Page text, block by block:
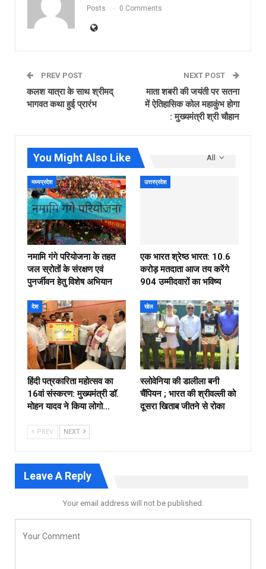
Posts 0 Comments
PREV POST
कलश यात्रा के साथ श्रीमद्
भागवत कथा हुई प्रारंभ
NEXT POST
माता शबरी की जयंती पर सतना
में ऐतिहासिक कोल महाकुंभ होगा
: मुख्यमंत्री श्री चौहान
All
You Might Also Like
मध्यप्रदेश
नमामि गंगे परियोजना के तहत
जल स्रोतों के संरक्षण एवं
पुनर्जीवन हेतु विशेष अभियान
उत्तरप्रदेश
एक भारत श्रेष्ठ भारत: 10.6
करोड़ मतदाता आज तय करेंगे
904 उम्मीदवारों का भविष्य
देश
हिंदी पत्रकारिता महोत्सव का
16वां संस्करण: मुख्यमंत्री डॉ.
मोहन यादव ने किया लोगो…
खेल
स्लोवेनिया की डालीला बनी
चैंपियन ; भारत की श्रीवल्ली को
दूसरा खिताब जीतने से रोका
PREV NEXT
Leave A Reply
Your email address will not be published.